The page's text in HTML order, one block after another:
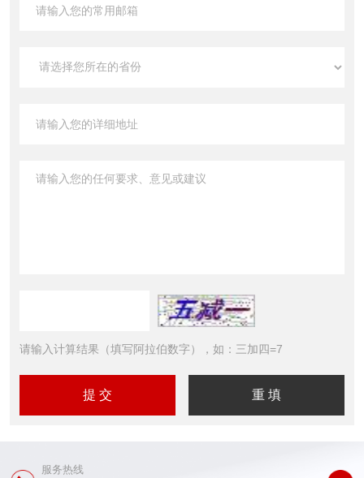
请输入计算结果（填写阿拉伯数字），如：三加四=7
服务热线